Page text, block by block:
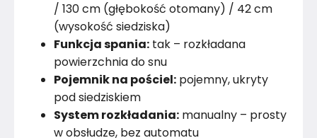
Wysokość nóżek 1
Poduszki w zestawie
Kolor Beże
Kolor nóżek Czarny
/ 130 cm (głębokość otomany) / 42 cm
(wysokość siedziska)
Funkcja spania: tak – rozkładana
powierzchnia do snu
Pojemnik na pościel: pojemny, ukryty
pod siedziskiem
System rozkładania: manualny – prosty
w obsłudze, bez automatu